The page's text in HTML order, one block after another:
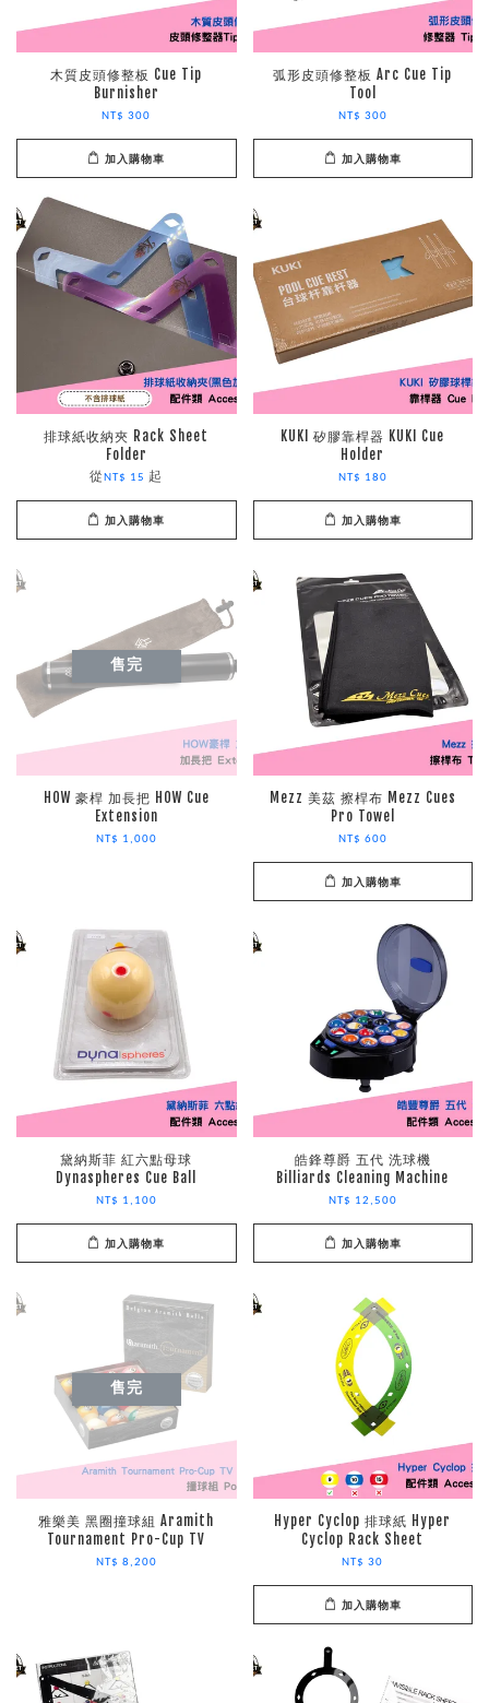
木質皮頭修整板 Cue Tip
Burnisher
NT$ 300
加入購物車
弧形皮頭修整板 Arc Cue Tip
Tool
NT$ 300
加入購物車
排球紙收納夾 Rack Sheet
Folder
從NT$ 15 起
加入購物車
KUKI 矽膠靠桿器 KUKI Cue
Holder
NT$ 180
加入購物車
售完
HOW 豪桿 加長把 HOW Cue
Extension
NT$ 1,000
Mezz 美茲 擦桿布 Mezz Cues
Pro Towel
NT$ 600
加入購物車
黛納斯菲 紅六點母球
Dynaspheres Cue Ball
NT$ 1,100
加入購物車
皓鋒尊爵 五代 洗球機
Billiards Cleaning Machine
NT$ 12,500
加入購物車
售完
雅樂美 黑圈撞球組 Aramith
Tournament Pro-Cup TV
NT$ 8,200
Hyper Cyclop 排球紙 Hyper
Cyclop Rack Sheet
NT$ 30
加入購物車